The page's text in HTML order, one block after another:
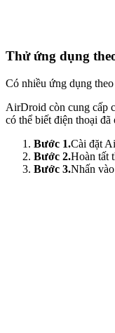
Thử ứng dụng
Có nhiều ứng dụng
AirDroid còn cung cấp
có thể biết điện thoại
Bước 1.Cài đặt
Bước 2.Hoàn tất
Bước 3.Nhấn